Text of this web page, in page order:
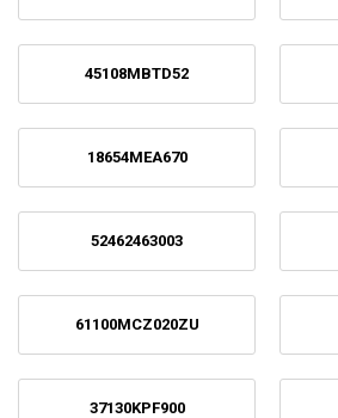
45108MBTD52
18654MEA670
52462463003
61100MCZ020ZU
37130KPF900